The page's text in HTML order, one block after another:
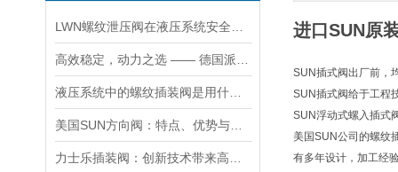
进口SUN原
SUN插式阀出厂前，
SUN插式阀给于工程
SUN浮动式螺入插
美国SUN公司的螺纹
有多年设计，加工经